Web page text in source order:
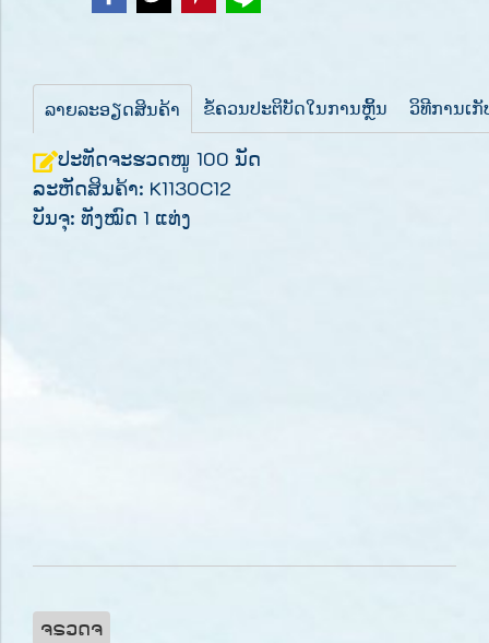
ລາຍລະອຽດສິນຄ້າ ຂໍ້ຄວນປະຕິບັດໃນການຫຼິ້ນ ວິທີການເ
ປະທັດຈະຮວດໜູ 100 ນັດ
ລະຫັດສິນຄ້າ: K1130C12
ບັນຈຸ: ທັງໝົດ 1 ແທ່ງ
ຈຣວດຈ